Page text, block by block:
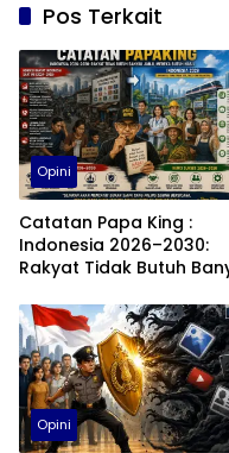
Pos Terkait
Opini
Catatan Papa King :
Indonesia 2026–2030:
Rakyat Tidak Butuh
Opini